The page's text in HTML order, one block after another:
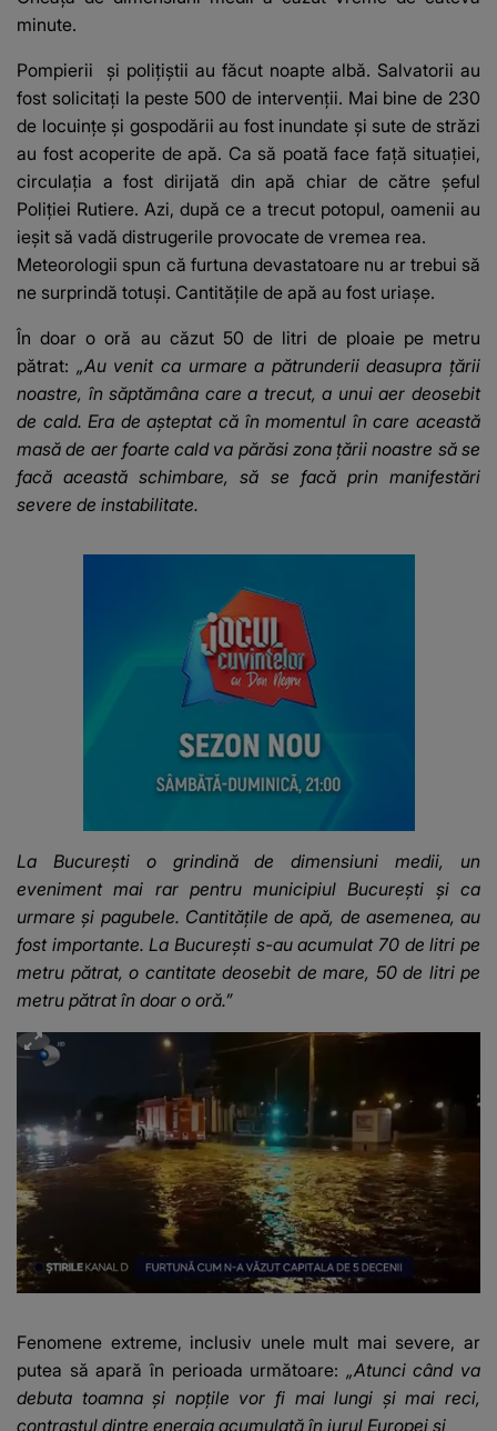
minute.
Pompierii
și polițiștii au făcut noapte albă. Salvatorii au
fost solicitați la peste 500 de intervenții. Mai bine de 230
de locuințe și gospodării au fost inundate și sute de străzi
au fost acoperite de apă. Ca să poată face față situației,
circulația a fost dirijată din apă chiar de către șeful
Poliției Rutiere. Azi, după ce a trecut potopul, oamenii au
ieșit să vadă distrugerile provocate de vremea rea.
Meteorologii spun că furtuna devastatoare nu ar trebui să
ne surprindă totuși. Cantitățile de apă au fost uriașe.
În doar o oră au căzut 50 de litri de ploaie pe metru
pătrat: „Au venit ca urmare a pătrunderii deasupra țării
noastre, în săptămâna care a trecut, a unui aer deosebit
de cald. Era de așteptat că în momentul în care această
masă de aer foarte cald va părăsi zona țării noastre să se
facă această schimbare, să se facă prin manifestări
severe de instabilitate.
La București o grindină de dimensiuni medii, un
eveniment mai rar pentru municipiul București și ca
urmare și pagubele. Cantitățile de apă, de asemenea, au
fost importante. La București s-au acumulat 70 de litri pe
metru pătrat, o cantitate deosebit de mare, 50 de litri pe
metru pătrat în doar o oră.”
Fenomene extreme, inclusiv unele mult mai severe, ar
putea să apară în perioada următoare: „Atunci când va
debuta toamna și nopțile vor fi mai lungi și mai reci,
contrastul dintre energia acumulată în jurul Europei și